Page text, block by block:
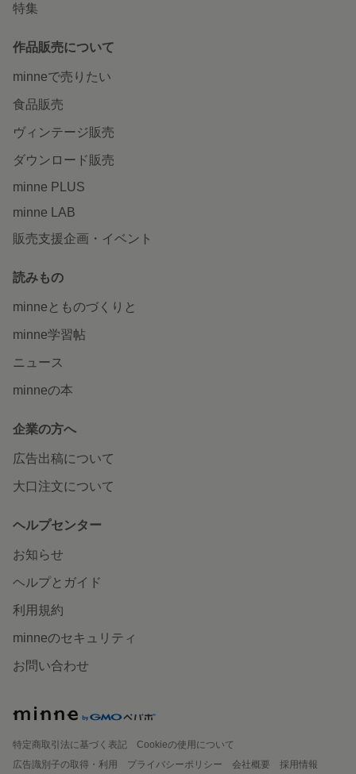
特集
作品販売について
minneで売りたい
食品販売
ヴィンテージ販売
ダウンロード販売
minne PLUS
minne LAB
販売支援企画・イベント
読みもの
minneとものづくりと
minne学習帖
ニュース
minneの本
企業の方へ
広告出稿について
大口注文について
ヘルプセンター
お知らせ
ヘルプとガイド
利用規約
minneのセキュリティ
お問い合わせ
特定商取引法に基づく表記
Cookieの使用について
広告識別子の取得・利用
プライバシーポリシー 会社概要
採用情報